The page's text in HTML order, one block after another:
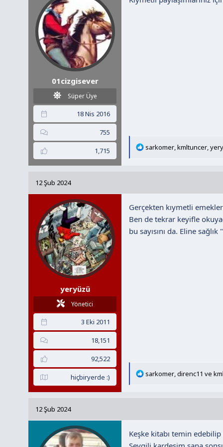
01cizgisever
Süper Üye
18 Nis 2016
755
1,715
T
e
r
sarkomer,kmltuncer,
12 Şub 2024
yeryüzü
Yönetici
3 Eki 2011
18,151
92,522
hiçbiryerde :)
Gerçekten kıymetli
Ben de tekrar keyifle
bu sayısını da. Eline
T
l
e
r
sarkomer,direnc11 ve
12 Şub 2024
Keşke kitabı temin edebilip